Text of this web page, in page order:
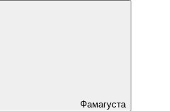
Фамагуста